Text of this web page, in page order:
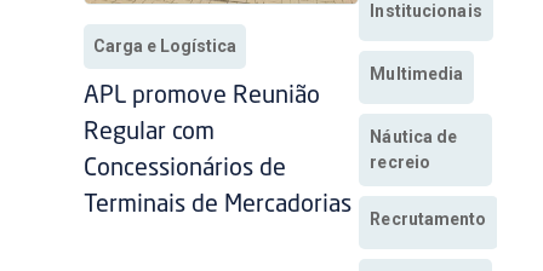
Carga e Logística
APL promove Reunião
Regular com
Concessionários de
Terminais de Mercadorias
Institucionais
Multimedia
Náutica de
recreio
Recrutamento